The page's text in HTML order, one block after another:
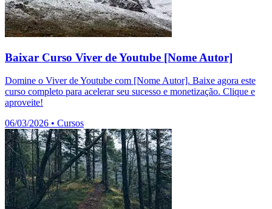
Baixar Curso Viver de Youtube [Nome Autor]
Domine o Viver de Youtube com [Nome Autor]. Baixe agora este
curso completo para acelerar seu sucesso e monetização. Clique e
aproveite!
06/03/2026 • Cursos